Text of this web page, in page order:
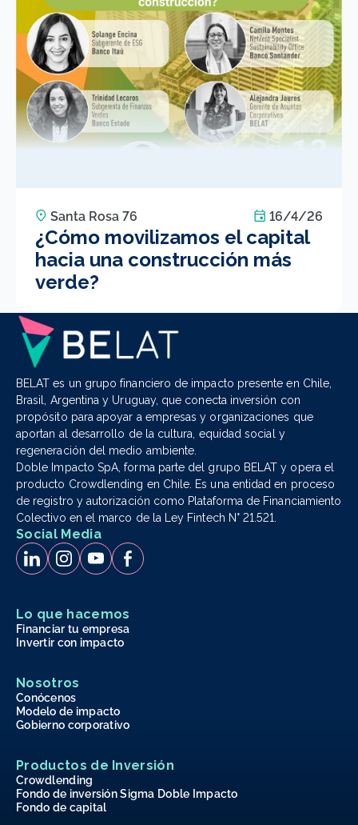
Santa Rosa 76 16/4/26
¿Cómo movilizamos el capital
hacia una construcción más
verde?
BELAT es un grupo financiero de impacto presente en Chile,
Brasil, Argentina y Uruguay, que conecta inversión con
propósito para apoyar a empresas y organizaciones que
aportan al desarrollo de la cultura, equidad social y
regeneración del medio ambiente.
Doble Impacto SpA, forma parte del grupo BELAT y opera el
producto Crowdlending en Chile. Es una entidad en proceso
de registro y autorización como Plataforma de Financiamiento
Colectivo en el marco de la Ley Fintech N° 21.521.
Social Media
Lo que hacemos
Financiar tu empresa
Invertir con impacto
Nosotros
Conócenos
Modelo de impacto
Gobierno corporativo
Productos de Inversión
Crowdlending
Fondo de inversión Sigma Doble Impacto
Fondo de capital